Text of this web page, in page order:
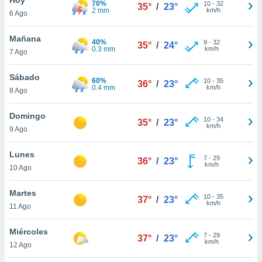
y
en
más
de
6 Ago
70%
2 mm
35° / 23° 10- 32
km/h
Mañana
7 Ago
40%
0.3 mm
35° / 24° 9- 32
km/h
Sábado
8 Ago
60%
0.4 mm
36° / 23° 10- 35
km/h
Domingo
9 Ago
35° / 23° 10- 34
km/h
Lunes
10 Ago
36° / 23° 7- 29
km/h
Martes
11 Ago
37° / 23° 10- 35
km/h
Miércoles
12 Ago
37° / 23° 7- 29
km/h